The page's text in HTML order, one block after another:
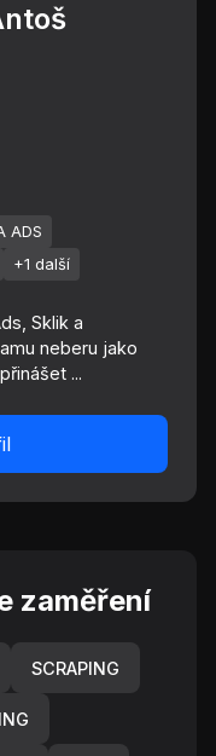
ADS
+1 další
Sklik a
neberu jako
...
zaměření
SCRAPING